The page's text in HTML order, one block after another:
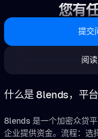
您有
提交
阅
什么是 8lends，平台
8lends 是一个加密众贷
企业提供资金。流程：选